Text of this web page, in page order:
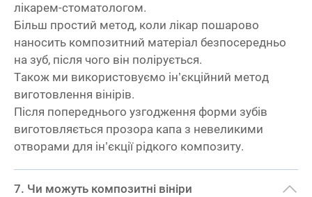
лікарем-стоматологом.
Більш простий метод, коли лікар пошарово
наносить композитний матеріал безпосередньо
на зуб, після чого він полірується.
Також ми використовуємо ін’єкційний метод
виготовлення вінірів.
Після попереднього узгодження форми зубів
виготовляється прозора капа з невеликими
отворами для ін’єкції рідкого композиту.
Чи можуть композитні вініри